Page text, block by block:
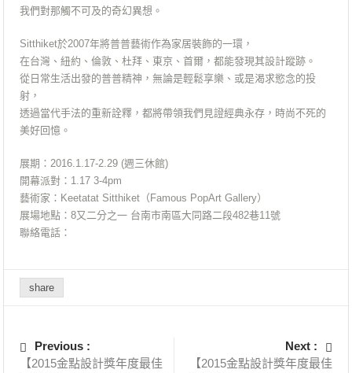
我們對那觸不可及的奇幻異想。
Sitthiket於2007年將普普藝術作為家居裝飾的一環，
在台灣、紐約、倫敦、杜拜、東京、首爾，都能發現其設計蹤跡。
從日常生活出發的普普精神，無論是輕鬆享樂、或是渴求慾念的投
射，
透過當代手法的重新詮釋，都將帶領我們見證經典永存，時尚不死的
美好回憶。
展期：2016.1.17-2.29 (週三休館)
開幕派對：1.17 3-4pm
藝術家：Keetatat Sitthiket（Famous PopArt Gallery）
展場地點：8又二分之一 台南市南區大同路二段482巷11號
聯絡電話：
share
Previous :
【2015金點設計獎年度最佳
Next :
【2015金點設計獎年度最佳